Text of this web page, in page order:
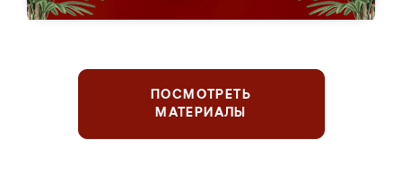
ПОСМОТРЕТЬ
МАТЕРИАЛЫ